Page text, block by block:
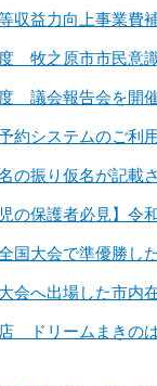
収益力向上事業費
牧之原市市民意
議会報告会を開
約システムのご利
の振り仮名が記載
児の保護者必見】
国大会で準優勝し
会へ出場した市内
ドリームまきの